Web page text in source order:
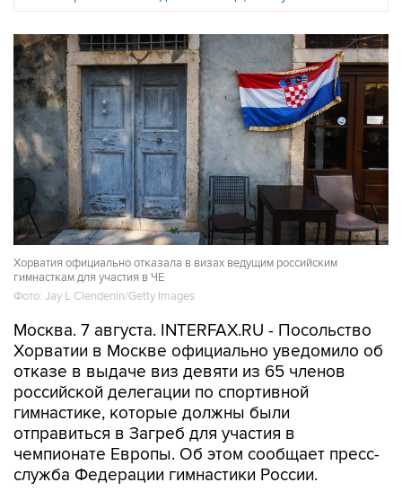
Хорватия официально отказала в визах ведущим российским
гимнасткам для участия в ЧЕ
Фото: Jay L Clendenin/Getty Images
Москва. 7 августа. INTERFAX.RU - Посольство
Хорватии в Москве официально уведомило об
отказе в выдаче виз девяти из 65 членов
российской делегации по спортивной
гимнастике, которые должны были
отправиться в Загреб для участия в
чемпионате Европы. Об этом сообщает пресс-
служба Федерации гимнастики России.